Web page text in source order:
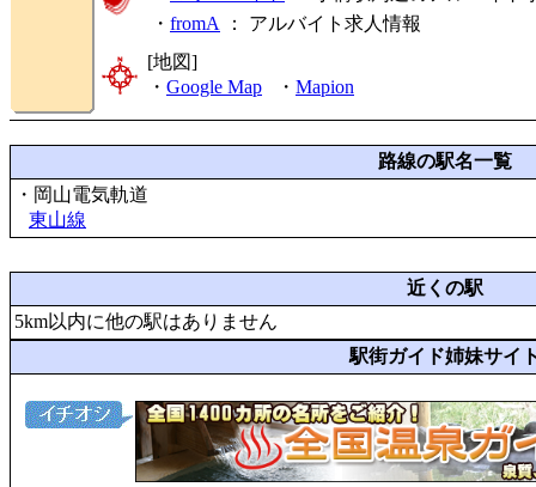
・ fromA ： アルバイト求人情報
[地図]
・ Google Map ・ Mapion
路線の駅名一覧
・岡山電気軌道
東山線
近くの駅
5km以内に他の駅はありません
駅街ガイド姉妹サイ